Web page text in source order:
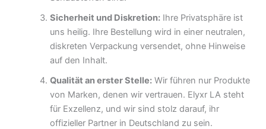
Sicherheit und Diskretion:Ihre Privatsphäre ist
uns heilig. Ihre Bestellung wird in einer neutralen,
diskreten Verpackung versendet, ohne Hinweise
auf den Inhalt.
Qualität an erster Stelle:Wir führen nur Produkte
von Marken, denen wir vertrauen. Elyxr LA steht
für Exzellenz, und wir sind stolz darauf, ihr
offizieller Partner in Deutschland zu sein.